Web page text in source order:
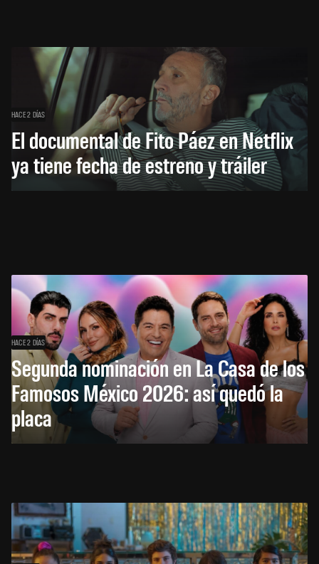
HACE 2 DÍAS
El documental de Fito Páez en Netflix
ya tiene fecha de estreno y tráiler
HACE 2 DÍAS
Segunda nominación en La Casa de los
Famosos México 2026: así quedó la
placa